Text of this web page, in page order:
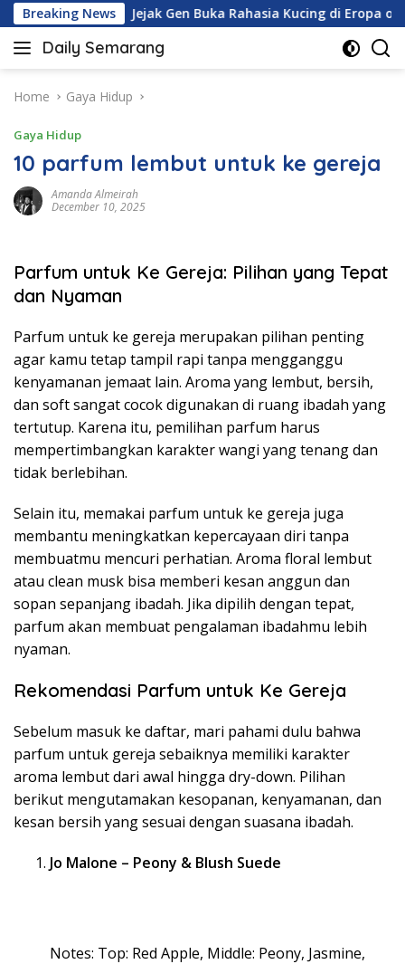
Skip
to
content
Breaking News
Jejak Gen Buka Rahasia Kucing di Eropa oleh Tentara
Daily Semarang
"Semarang
Ini:
Terkini
untuk
Anda"
Home Gaya Hidup
Gaya Hidup
10 parfum lembut untuk ke gereja
Amanda Almeirah
December 10, 2025
Parfum untuk Ke Gereja: Pilihan yang Tepat
dan Nyaman
Parfum untuk ke gereja merupakan pilihan penting
agar kamu tetap tampil rapi tanpa mengganggu
kenyamanan jemaat lain. Aroma yang lembut, bersih,
dan soft sangat cocok digunakan di ruang ibadah yang
tertutup. Karena itu, pemilihan parfum harus
mempertimbangkan karakter wangi yang tenang dan
tidak berlebihan.
Selain itu, memakai parfum untuk ke gereja juga
membantu meningkatkan kepercayaan diri tanpa
membuatmu mencuri perhatian. Aroma floral lembut
atau clean musk bisa memberi kesan anggun dan
sopan sepanjang ibadah. Jika dipilih dengan tepat,
parfum akan membuat pengalaman ibadahmu lebih
nyaman.
Rekomendasi Parfum untuk Ke Gereja
Sebelum masuk ke daftar, mari pahami dulu bahwa
parfum untuk gereja sebaiknya memiliki karakter
aroma lembut dari awal hingga dry-down. Pilihan
berikut mengutamakan kesopanan, kenyamanan, dan
kesan bersih yang sesuai dengan suasana ibadah.
Jo Malone – Peony & Blush Suede
Notes: Top: Red Apple, Middle: Peony, Jasmine,